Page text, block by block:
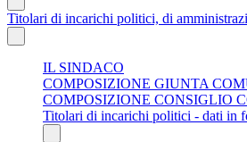
Titolari di incarichi politici, di
IL SINDACO
COMPOSIZIONE GIUNTA
COMPOSIZIONE CONSIGLIO
Titolari di incarichi politici - dati in